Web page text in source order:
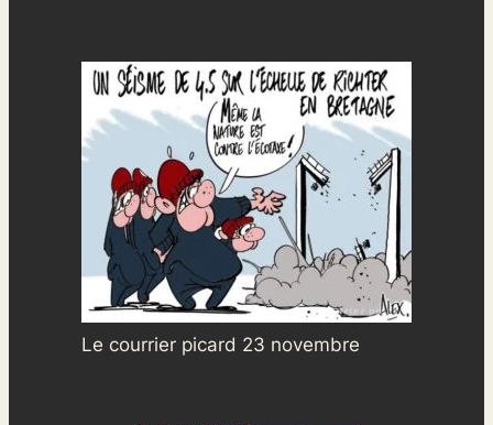
Le courrier picard 23 novembre